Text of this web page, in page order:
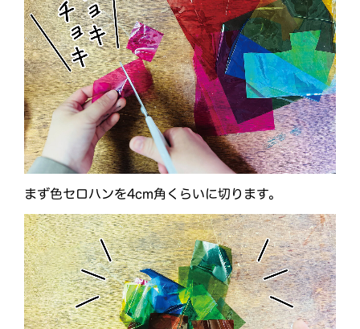
まず色セロハンを4cm角くらいに切ります。